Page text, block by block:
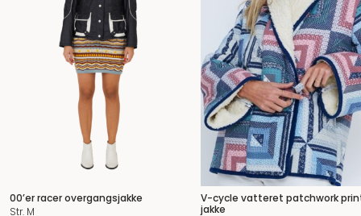
00’er racer overgangsjakke
Str. M
V-cycle vatteret patchwork
jakke